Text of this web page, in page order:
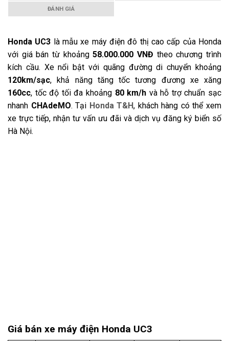
ĐÁNH GIÁ
Honda UC3 là mẫu xe máy điện đô thị cao cấp của Honda
với giá bán từ khoảng58.000.000 VNĐ theo chương trình
kích cầu. Xe nổi bật với quãng đường di chuyển khoảng
120km/sạc, khả năng tăng tốc tương đương xe xăng
160cc, tốc độ tối đa khoảng 80 km/h và hỗ trợ chuẩn sạc
nhanh CHAdeMO. Tại Honda T&H, khách hàng có thể xem
xe trực tiếp, nhận tư vấn ưu đãi và dịch vụ đăng ký biển số
Hà Nội.
Giá bán xe máy điện Honda UC3